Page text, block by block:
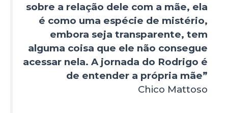
sobre a relação dele com a mãe, ela
é como uma espécie de mistério,
embora seja transparente, tem
alguma coisa que ele não consegue
acessar nela. A jornada do Rodrigo é
de entender a própria mãe”
Chico Mattoso